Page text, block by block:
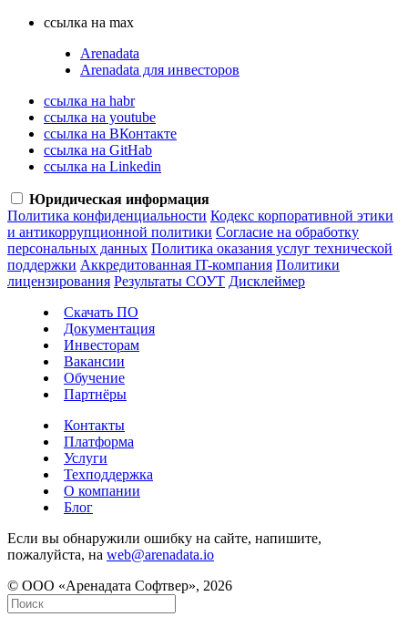
ссылка на max
Arenadata
Arenadata для инвесторов
ссылка на habr
ссылка на youtube
ссылка на ВКонтакте
ссылка на GitHab
ссылка на Linkedin
Юридическая информация
Политика конфиденциальности Кодекс корпоративной этики
и антикоррупционной политики Согласие на обработку
персональных данных Политика оказания услуг технической
поддержки Аккредитованная IT-компания Политики
лицензирования Результаты СОУТ Дисклеймер
Скачать ПО
Документация
Инвесторам
Вакансии
Обучение
Партнёры
Контакты
Платформа
Услуги
Техподдержка
О компании
Блог
Если вы обнаружили ошибку на сайте, напишите,
пожалуйста, на web@arenadata.io
© ООО «Аренадата Софтвер», 2026